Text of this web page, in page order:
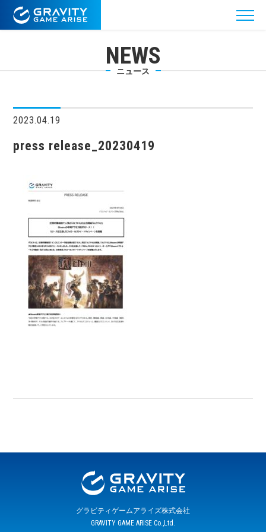
NEWS
ニュース
2023.04.19
press release_20230419
グラビティゲームアライズ株式会社
GRAVITY GAME ARISE Co.,Ltd.